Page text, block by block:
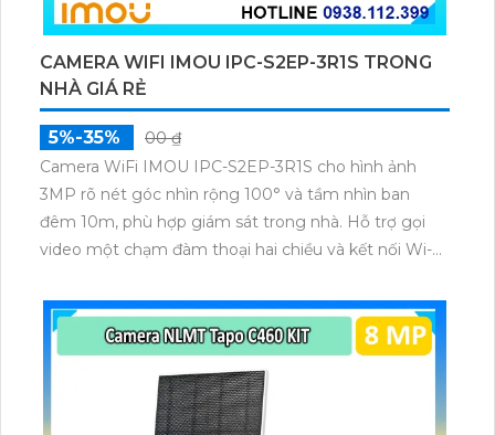
CAMERA WIFI IMOU IPC-S2EP-3R1S TRONG
NHÀ GIÁ RẺ
5%-35%
00 ₫
Camera WiFi IMOU IPC-S2EP-3R1S cho hình ảnh
3MP rõ nét góc nhìn rộng 100° và tầm nhìn ban
đêm 10m, phù hợp giám sát trong nhà. Hỗ trợ gọi
video một chạm đàm thoại hai chiều và kết nối Wi-Fi
microSD tối đa 256GB hoặc lưu đám mây dễ lắp đặt
cho gia đình và văn phòng nhỏ.